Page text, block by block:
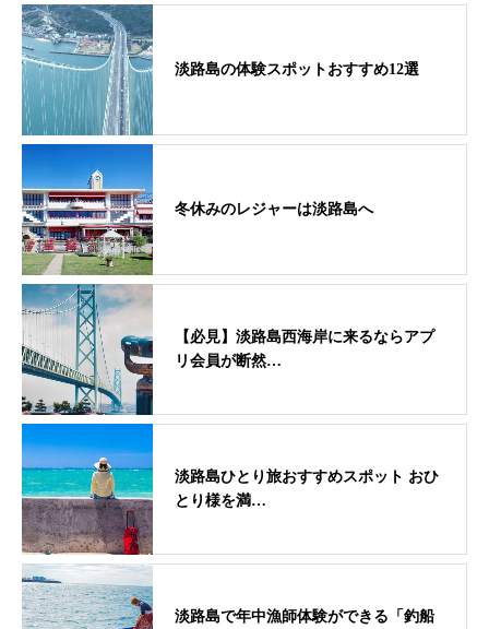
淡路島の体験スポットおすすめ12選
冬休みのレジャーは淡路島へ
【必見】淡路島西海岸に来るならアプ
リ会員が断然…
淡路島ひとり旅おすすめスポット おひ
とり様を満…
淡路島で年中漁師体験ができる「釣船